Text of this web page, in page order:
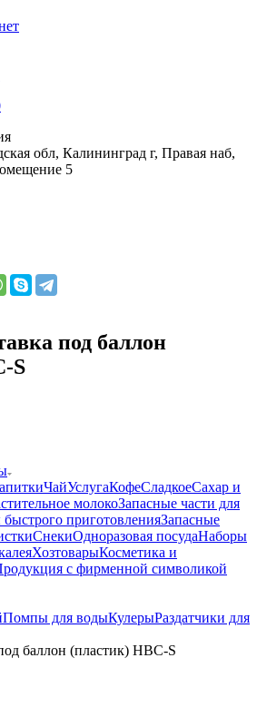
обл, Калининград г, Правая наб,
5
под баллон
S
ЧайУслугаКофеСладкоеСахар и
молокоЗапасные части для
приготовленияЗапасные
СнекиОдноразовая посудаНаборы
ХозтоварыКосметика и
с фирменной символикой
Помпы для водыКулерыРаздатчики для
баллон (пластик) HBC-S